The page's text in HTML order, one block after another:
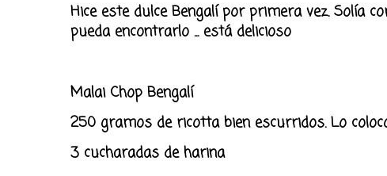
Hice este dulce Bengalí por primera vez. Solía
pueda encontrarlo ... está delicioso
Malai Chop Bengalí
250 gramos de ricotta bien escurridos. Lo
3 cucharadas de harina